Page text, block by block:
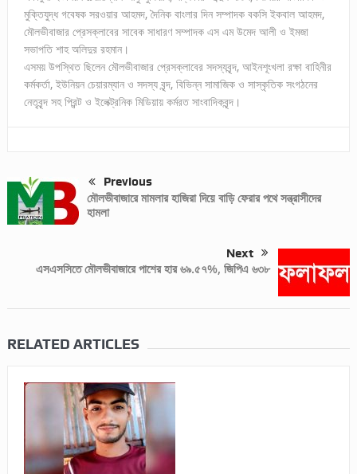
মুক্তিযুদ্ধ গবেষক সরওয়ার আহমদ, দৈনিক বাংলার দিন সম্পাদক বকসি ইকবাল আহমদ,
মৌলভীবাজার প্রেসক্লাবের সাবেক সাধারণ সম্পাদক এস এম উমেদ আলী ও ইমজা
সভাপতি শাহ অলিদুর রহমান।
এসময় উপস্থিত ছিলেন মৌলভীবাজার প্রেসক্লাবের সদস্যবৃন্দ, আইনশূংখলা রক্ষা বাহিনীর
কর্মকর্তা, ইউনিয়ন চেয়ারম্যান ও সদস্য বৃন্দ, বিভিন্ন সামাজিক ও সাস্কৃতিক সংগঠনের
নেতৃবৃন্দ সহ প্রিন্ট ও ইলেক্ট্রনিক মিডিয়ায় কর্মরত সাংবাদিকবৃন্দ।
Previous
মৌলভীবাজারে মামলার হাজিরা দিয়ে বাড়ি ফেরার পথে সন্ত্রাসীদের
হামলা
Next
এসএসসিতে মৌলভীবাজারে পাশের হার ৬৯.৫৭%, জিপিএ ৬৩৮
RELATED ARTICLES